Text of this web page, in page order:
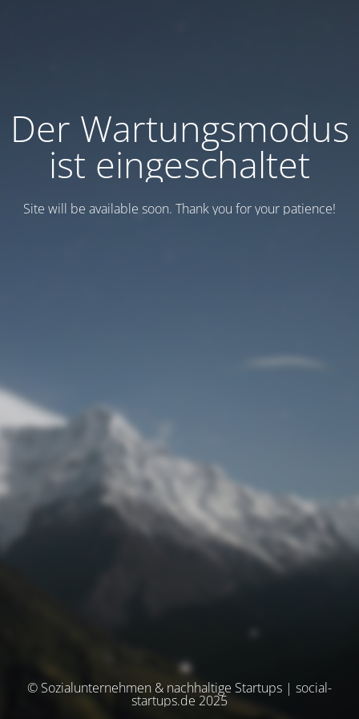
Der Wartungsmodus
ist eingeschaltet
Site will be available soon. Thank you for your patience!
© Sozialunternehmen & nachhaltige Startups | social-
startups.de 2025